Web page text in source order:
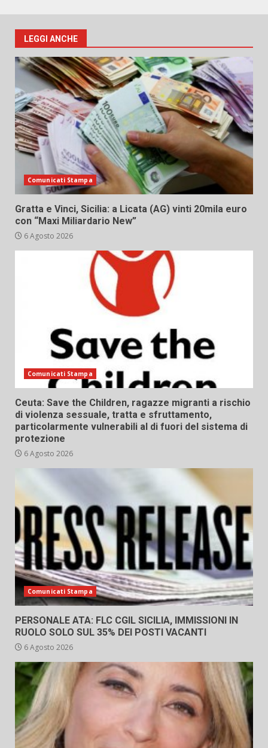
LEGGI ANCHE
Comunicati Stampa
Gratta e Vinci, Sicilia: a Licata (AG) vinti 20mila euro
con “Maxi Miliardario New”
6 Agosto 2026
Comunicati Stampa
Ceuta: Save the Children, ragazze migranti a rischio
di violenza sessuale, tratta e sfruttamento,
particolarmente vulnerabili al di fuori del sistema di
protezione
6 Agosto 2026
Comunicati Stampa
PERSONALE ATA: FLC CGIL SICILIA, IMMISSIONI IN
RUOLO SOLO SUL 35% DEI POSTI VACANTI
6 Agosto 2026